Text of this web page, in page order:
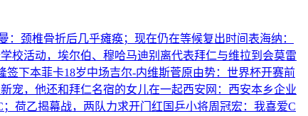
：颈椎骨折后几乎瘫痪；现在仍在等候复出时间表海纳：
校活动，埃尔伯、穆哈马迪别离代表拜仁与维拉到会莫雷
签下本菲卡18岁中场吉尔-内维斯菅原由势：世界杯开赛前
宠，他还和拜仁名宿的女儿在一起西安网：西安本乡企业
；荷乙揭幕战，两队力求开门红 国乒小将周冠宏：我喜爱C